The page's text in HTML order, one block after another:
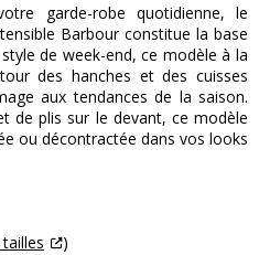
garde-robe quotidienne, le
Barbour constitue la base
de week-end, ce modèle à la
des hanches et des cuisses
aux tendances de la saison.
de plis sur le devant, ce modèle
ou décontractée dans vos looks
)